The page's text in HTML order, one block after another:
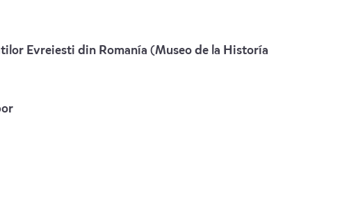
Evreiesti din Romanía (Museo de la Historía